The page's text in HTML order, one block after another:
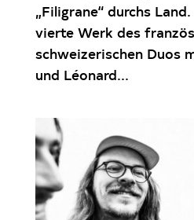
„Filigrane“ durchs
vierte Werk des
schweizerischen Duos
und Léonard...